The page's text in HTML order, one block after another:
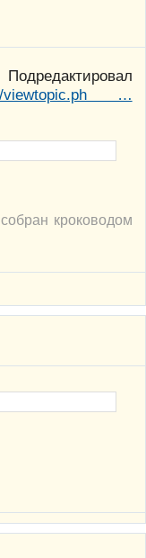
viewtopic.ph …
кроководом